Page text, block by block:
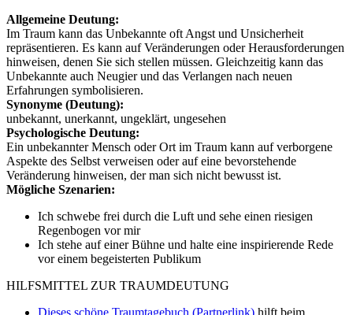
Allgemeine Deutung:
Im Traum kann das Unbekannte oft Angst und Unsicherheit
repräsentieren. Es kann auf Veränderungen oder Herausforderungen
hinweisen, denen Sie sich stellen müssen. Gleichzeitig kann das
Unbekannte auch Neugier und das Verlangen nach neuen
Erfahrungen symbolisieren.
Synonyme (Deutung):
unbekannt, unerkannt, ungeklärt, ungesehen
Psychologische Deutung:
Ein unbekannter Mensch oder Ort im Traum kann auf verborgene
Aspekte des Selbst verweisen oder auf eine bevorstehende
Veränderung hinweisen, der man sich nicht bewusst ist.
Mögliche Szenarien:
Ich schwebe frei durch die Luft und sehe einen riesigen
Regenbogen vor mir
Ich stehe auf einer Bühne und halte eine inspirierende Rede
vor einem begeisterten Publikum
HILFSMITTEL ZUR TRAUMDEUTUNG
Dieses schöne Traumtagebuch (Partnerlink) hilft beim